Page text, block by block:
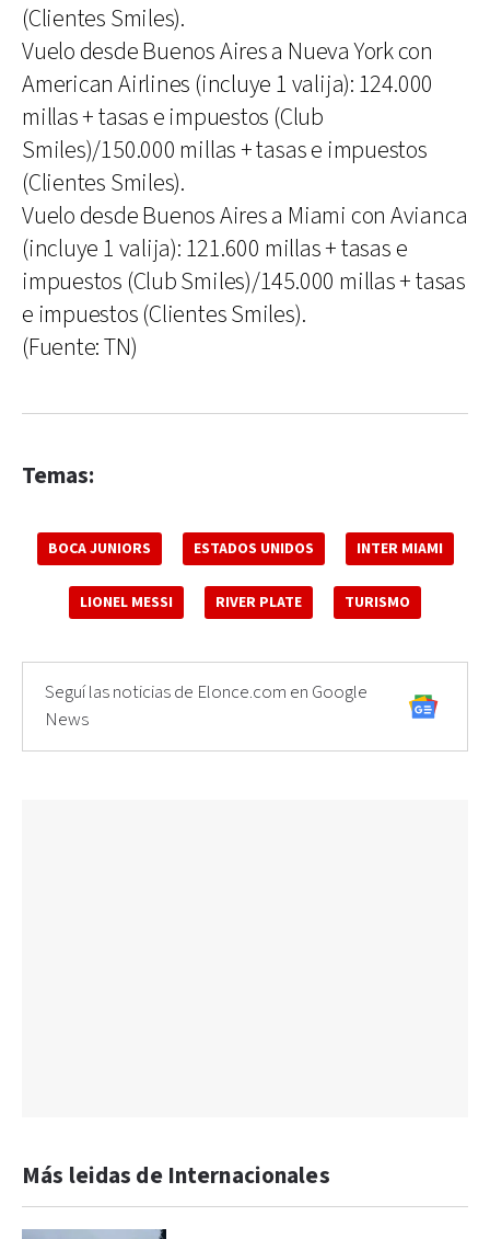
(Clientes Smiles).
Vuelo desde Buenos Aires a Nueva York con
American Airlines (incluye 1 valija): 124.000
millas + tasas e impuestos (Club
Smiles)/150.000 millas + tasas e impuestos
(Clientes Smiles).
Vuelo desde Buenos Aires a Miami con Avianca
(incluye 1 valija): 121.600 millas + tasas e
impuestos (Club Smiles)/145.000 millas + tasas
e impuestos (Clientes Smiles).
(Fuente: TN)
Temas:
BOCA JUNIORS ESTADOS UNIDOS INTER MIAMI
LIONEL MESSI RIVER PLATE TURISMO
Seguí las noticias de Elonce.com en Google
News
Más leidas de Internacionales